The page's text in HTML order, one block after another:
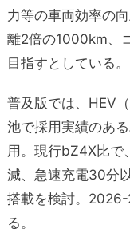
力等の車両効率の
離2倍の1000km、
目指すとしている。
普及版では、HEV
池で採用実績のあ
用。現行bZ4X比で
減、急速充電30分
搭載を検討。
る。